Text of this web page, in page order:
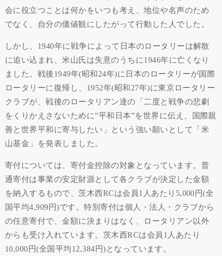
会に役立つことは何かをいつも考え、地位や名声のため
でなく、自分の価値観にしたがって行動した人でした。
しかし、1940年に戦争によって日本のロータリーは解散
に追い込まれ、米山氏は失意のうちに1946年に亡くなり
ました。戦後1949年(昭和24年)に日本のロータリーが国際
ロータリーに復帰し、1952年(昭和27年)に東京ロータリー
クラブが、戦後のロータリアン達の「二度と戦争の悲劇
をくりかえさないために”平和日本”を世界に伝え、国際親
善と世界平和に寄与したい」という強い願いとして「米
山基金」を発表しました。
寄付については、寄付金控除の対象となっています。普
通寄付は事業の安定財源として各クラブが決定した金額
を納入するもので、茨木西RCは会員1人あたり5,000円(全
国平均4,909円)です。特別寄付は個人・法人・クラブから
の任意寄付で、金額に決まりはなく、ロータリアン以外
からも受け入れています。茨木西RCは会員1人あたり
10,000円(全国平均12,384円)となっています。